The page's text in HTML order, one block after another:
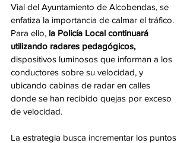
Vial del Ayuntamiento de Alcobendas, se
enfatiza la importancia de calmar el tráfico.
Para ello, la Policía Local continuará
utilizando radares pedagógicos,
dispositivos luminosos que informan a los
conductores sobre su velocidad, y
ubicando cabinas de radar en calles
donde se han recibido quejas por exceso
de velocidad.
La estrategia busca incrementar los puntos